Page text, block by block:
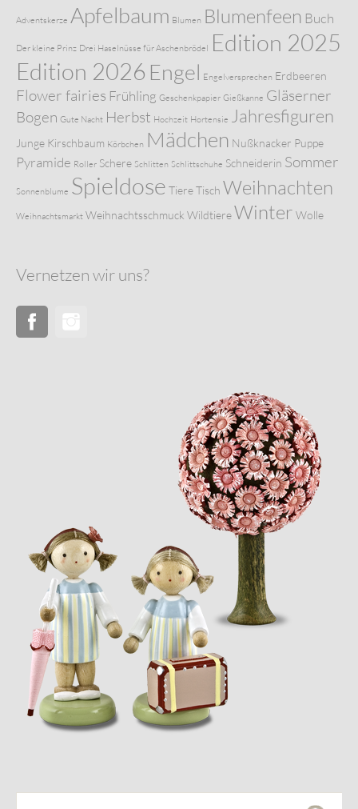
Adventskerze Apfelbaum Blumen Blumenfeen Buch
Der kleine Prinz Drei Haselnüsse für Aschenbrödel Edition 2025
Edition 2026 Engel Engelversprechen Erdbeeren
Flower fairies Frühling Geschenkpapier Gießkanne Gläserner
Bogen Gute Nacht Herbst Hochzeit Hortensie Jahresfiguren
Junge Kirschbaum Körbchen Mädchen Nußknacker Puppe
Pyramide Roller Schere Schlitten Schlittschuhe Schneiderin Sommer
Sonnenblume Spieldose TiereTisch Weihnachten
Weihnachtsmarkt Weihnachtsschmuck WildtiereWinter Wolle
Vernetzen wir uns?